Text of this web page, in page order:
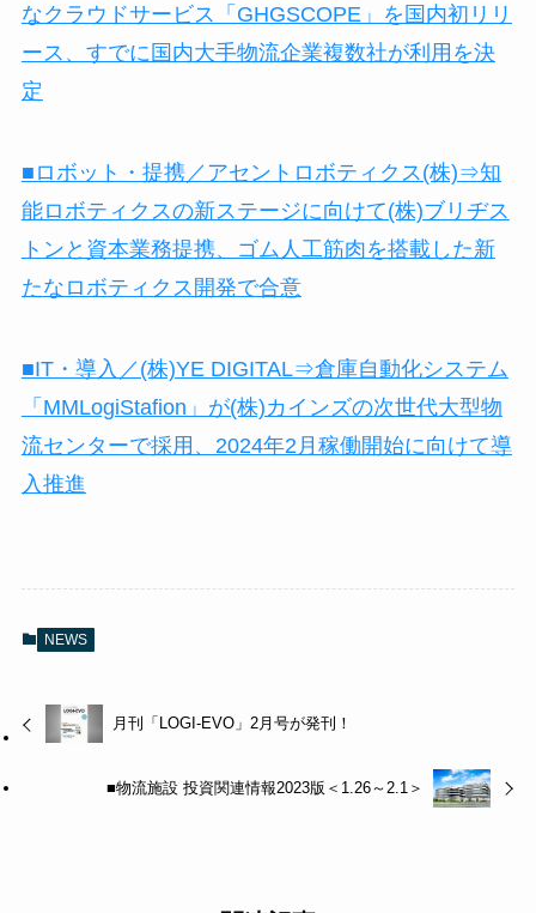
なクラウドサービス「GHGSCOPE」を国内初リリ
ース、すでに国内大手物流企業複数社が利用を決
定
■ロボット・提携／アセントロボティクス(株)⇒知
能ロボティクスの新ステージに向けて(株)ブリヂス
トンと資本業務提携、ゴム人工筋肉を搭載した新
たなロボティクス開発で合意
■IT・導入／(株)YE DIGITAL⇒倉庫自動化システム
「MMLogiStafion」が(株)カインズの次世代大型物
流センターで採用、2024年2月稼働開始に向けて導
入推進
NEWS
月刊「LOGI-EVO」2月号が発刊！
■物流施設 投資関連情報2023版＜1.26～2.1＞